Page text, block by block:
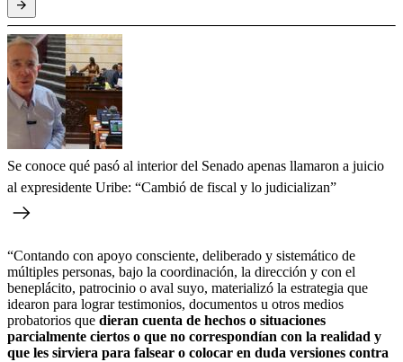
Se conoce qué pasó al interior del Senado apenas llamaron a juicio
al expresidente Uribe: “Cambió de fiscal y lo judicializan”
“Contando con apoyo consciente, deliberado y sistemático de
múltiples personas, bajo la coordinación, la dirección y con el
beneplácito, patrocinio o aval suyo, materializó la estrategia que
idearon para lograr testimonios, documentos u otros medios
probatorios que dieran cuenta de hechos o situaciones
parcialmente ciertos o que no correspondían con la realidad y
que les sirviera para falsear o colocar en duda versiones contra